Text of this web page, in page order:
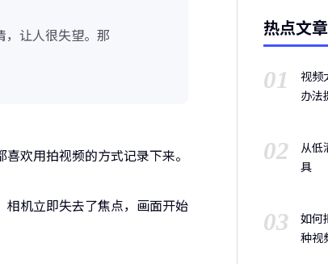
，让人很失望。那
欢用拍视频的方式记录下来。
机立即失去了焦点，画面开始
热点文章
01
视频
办法
02
从低
具
03
如何
种视